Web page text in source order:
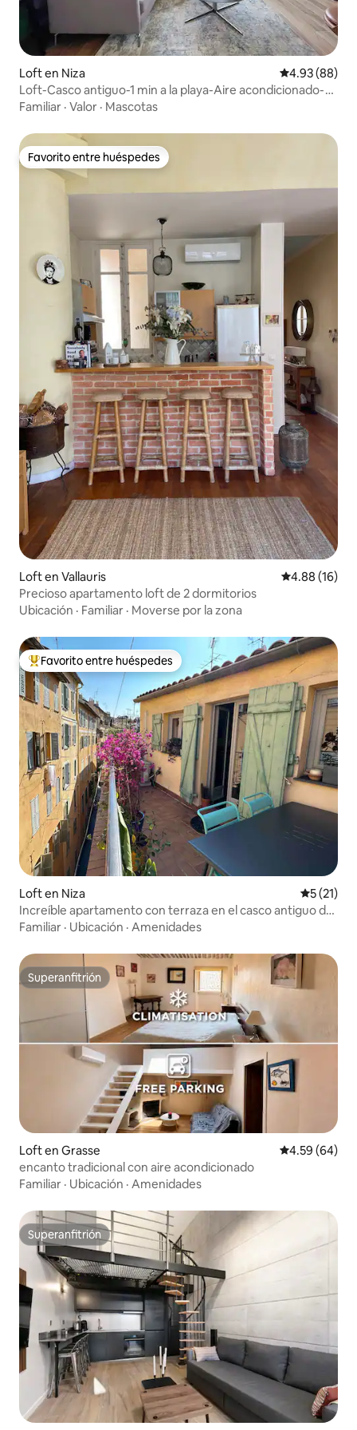
Loft en Niza Calificación
4.93 (88)
Loft-Casco antiguo-1 min a la playa-Aire acondicionado-
Balcón-Estacionamiento
Familiar · Valor · Mascotas
Favorito entre huéspedes
Favorito entre huéspedes
Loft en Vallauris Calificación
4.88 (16)
Precioso apartamento loft de 2 dormitorios
Ubicación · Familiar · Moverse por la zona
De los mejores en Favorito entre huéspedes
Favorito entre huéspedes
Loft en Niza
5 (21)
Increíble apartamento con terraza en el casco antiguo de
Niza
Familiar · Ubicación · Amenidades
Superanfitrión
Superanfitrión
Loft en Grasse Calificación
4.59 (64)
encanto tradicional con aire acondicionado
Familiar · Ubicación · Amenidades
Superanfitrión
Superanfitrión